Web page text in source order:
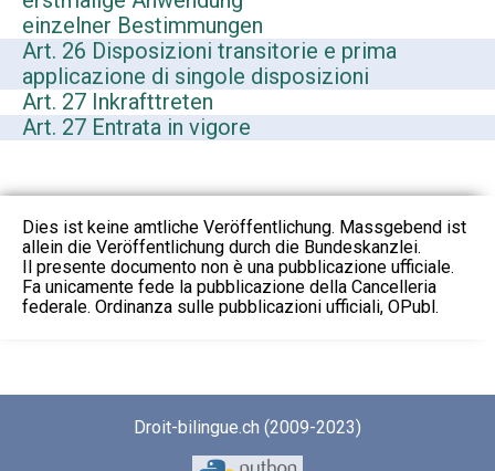
einzelner Bestimmungen
Art. 26 Disposizioni transitorie e prima
applicazione di singole disposizioni
Art. 27 Inkrafttreten
Art. 27 Entrata in vigore
Dies ist keine amtliche Veröffentlichung. Massgebend ist
allein die Veröffentlichung durch die Bundeskanzlei.
Il presente documento non è una pubblicazione ufficiale.
Fa unicamente fede la pubblicazione della Cancelleria
federale. Ordinanza sulle pubblicazioni ufficiali, OPubl.
Droit-bilingue.ch (2009-2023)